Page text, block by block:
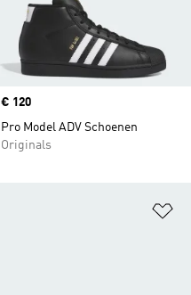
Price
€ 120
Pro Model ADV Schoenen
Originals